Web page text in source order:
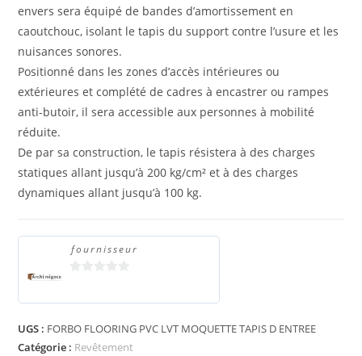
envers sera équipé de bandes d’amortissement en
caoutchouc, isolant le tapis du support contre l’usure et les
nuisances sonores.
Positionné dans les zones d’accès intérieures ou
extérieures et complété de cadres à encastrer ou rampes
anti-butoir, il sera accessible aux personnes à mobilité
réduite.
De par sa construction, le tapis résistera à des charges
statiques allant jusqu’à 200 kg/cm² et à des charges
dynamiques allant jusqu’à 100 kg.
fournisseur
r
5
UGS : FORBO FLOORING PVC LVT MOQUETTE TAPIS D ENTREE
Catégorie : Revêtement